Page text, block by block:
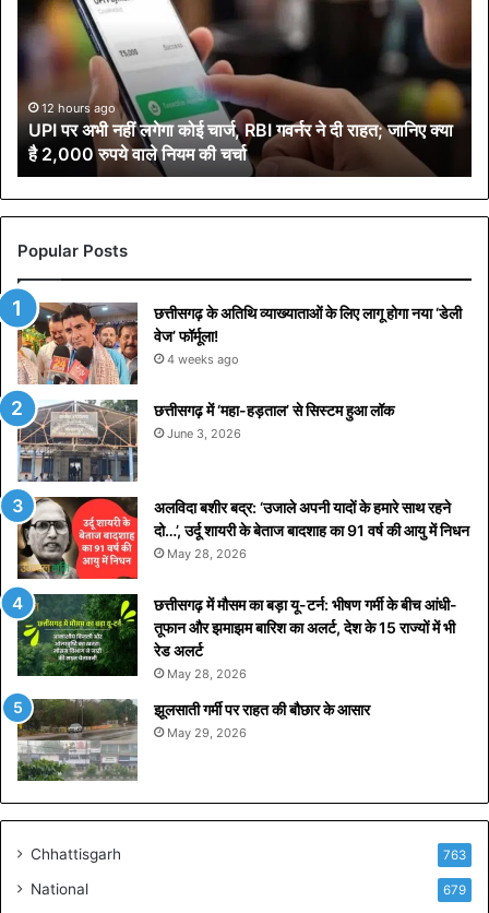
भी
गे
गा
को
ई
र्ज
,
R
B
I
ग
व
र्न
र
ने
दी
रा
ह
त
;
जा
नि
ए
क्या
है
2
,
0
प
12 hours ago
UPI पर अभी नहीं लगेगा कोई चार्ज, RBI गवर्नर ने दी राहत; जानिए क्या
है 2,000 रुपये वाले नियम की चर्चा
Popular Posts
छत्तीसगढ़ के अतिथि व्याख्याताओं के लिए लागू होगा नया ‘डेली
वेज’ फॉर्मूला!
4 weeks ago
छत्तीसगढ़ में ‘महा-हड़ताल’ से सिस्टम हुआ लॉक
June 3, 2026
अलविदा बशीर बद्र: ‘उजाले अपनी यादों के हमारे साथ रहने
दो…’, उर्दू शायरी के बेताज बादशाह का 91 वर्ष की आयु में निधन
May 28, 2026
छत्तीसगढ़ में मौसम का बड़ा यू-टर्न: भीषण गर्मी के बीच आंधी-
तूफान और झमाझम बारिश का अलर्ट, देश के 15 राज्यों में भी
रेड अलर्ट
May 28, 2026
झूलसाती गर्मी पर राहत की बौछार के आसार
May 29, 2026
Chhattisgarh 763
National 679